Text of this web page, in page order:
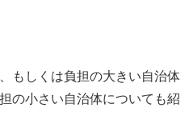
もしくは負担の大きい自治体
の小さい自治体についても紹